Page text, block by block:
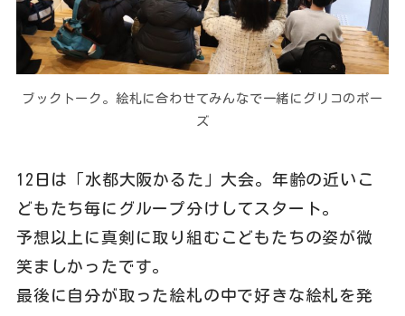
ブックトーク。絵札に合わせてみんなで一緒にグリコのポー
ズ
12日は「水都大阪かるた」大会。年齢の近いこ
どもたち毎にグループ分けしてスタート。
予想以上に真剣に取り組むこどもたちの姿が微
笑ましかったです。
最後に自分が取った絵札の中で好きな絵札を発